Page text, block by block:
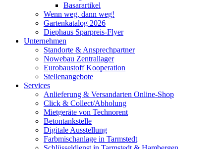
Basarartikel
Wenn weg, dann weg!
Gartenkatalog 2026
Diephaus Sparpreis-Flyer
Unternehmen
Standorte & Ansprechpartner
Nowebau Zentrallager
Eurobaustoff Kooperation
Stellenangebote
Services
Anlieferung & Versandarten Online-Shop
Click & Collect/Abholung
Mietgeräte von Technorent
Betontankstelle
Digitale Ausstellung
Farbmischanlage in Tarmstedt